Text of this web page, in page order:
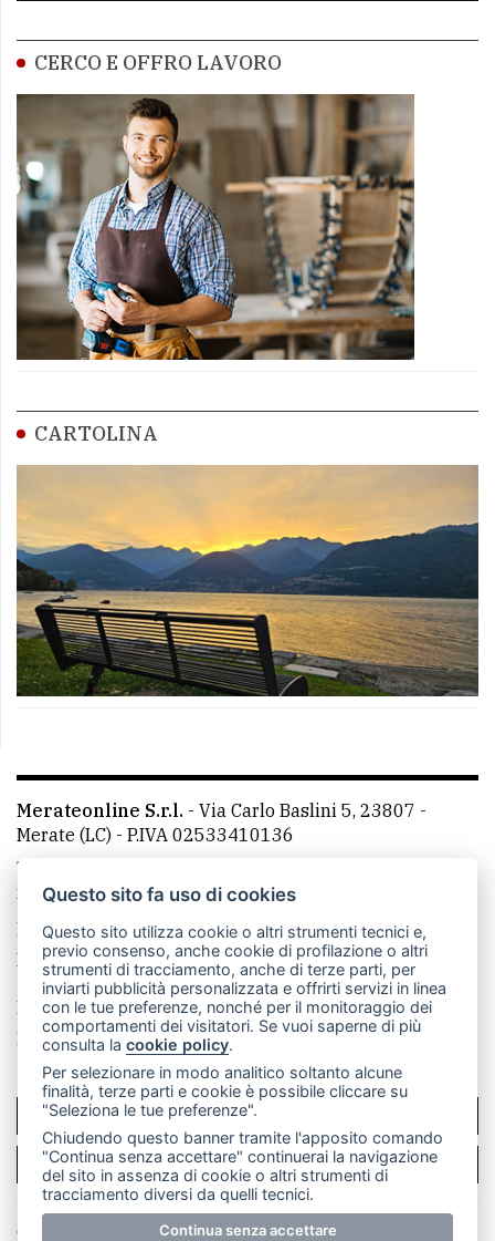
CERCO E OFFRO LAVORO
CARTOLINA
Merateonline S.r.l. - Via Carlo Baslini 5, 23807 -
Merate (LC) - P.IVA 02533410136
Telefono:
mail: redazione@leccoonline.com
La redazione
MerateOnline CasateOnline
RSS
Made by VIP
Privacy policy
Cookie policy
Rivedi le tue scelte sui cookie
SCRIVICI
PER LA TUA PUBBLICITÀ
© Copyright Merateonline S.r.l. - Tutti i diritti riservati.
Questo sito fa uso di cookies
Questo sito utilizza cookie o altri strumenti tecnici e,
previo consenso, anche cookie di profilazione o altri
strumenti di tracciamento, anche di terze parti, per
inviarti pubblicità personalizzata e offrirti servizi in linea
con le tue preferenze, nonché per il monitoraggio dei
comportamenti dei visitatori. Se vuoi saperne di più
consulta lacookie policy.
Per selezionare in modo analitico soltanto alcune
finalità, terze parti e cookie è possibile cliccare su
"Seleziona le tue preferenze".
Chiudendo questo banner tramite l'apposito comando
"Continua senza accettare" continuerai la navigazione
del sito in assenza di cookie o altri strumenti di
tracciamento diversi da quelli tecnici.
Continua senza accettare